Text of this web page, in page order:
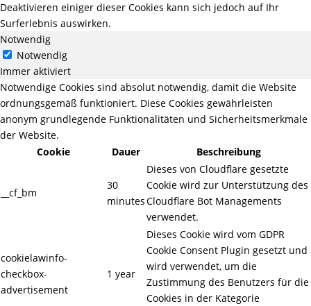
Deaktivieren einiger dieser Cookies kann sich jedoch auf Ihr
Surferlebnis auswirken.
Notwendig
Notwendig
Immer aktiviert
Notwendige Cookies sind absolut notwendig, damit die Website
ordnungsgemäß funktioniert. Diese Cookies gewährleisten
anonym grundlegende Funktionalitäten und Sicherheitsmerkmale
der Website.
Cookie
Dauer Beschreibung
__cf_bm
30
minutes
Dieses von Cloudflare gesetzte
Cookie wird zur Unterstützung des
Cloudflare Bot Managements
verwendet.
cookielawinfo-
checkbox-
advertisement
1 year
Dieses Cookie wird vom GDPR
Cookie Consent Plugin gesetzt und
wird verwendet, um die
Zustimmung des Benutzers für die
Cookies in der Kategorie